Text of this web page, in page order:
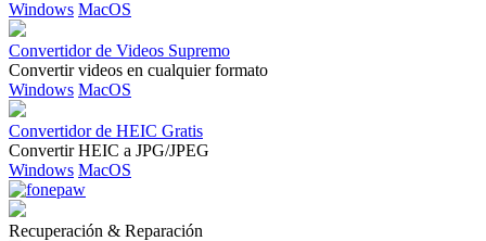
Windows MacOS
Convertidor de Videos Supremo
Convertir videos en cualquier formato
Windows MacOS
Convertidor de HEIC Gratis
Convertir HEIC a JPG/JPEG
Windows MacOS
Recuperación & Reparación